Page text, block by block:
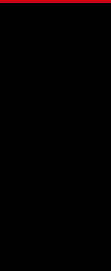
buscan
y el sello